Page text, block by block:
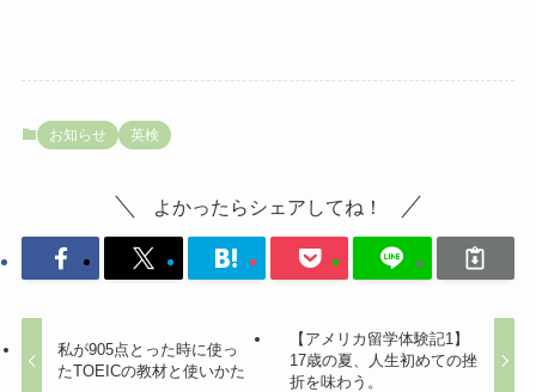
お知らせ 英検
よかったらシェアしてね！
私が905点とった時に使っ
たTOEICの教材と使いかた
【アメリカ留学体験記1】
17歳の夏、人生初めての挫
折を味わう。